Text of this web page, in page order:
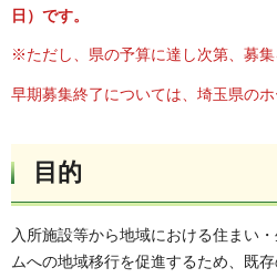
日）です。
※ただし、県の予算に達し次第、募集
早期募集終了については、埼玉県のホ
目的
入所施設等から地域における住まい
ムへの地域移行を促進するため、既